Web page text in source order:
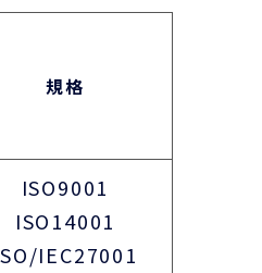
規格
ISO9001
ISO14001
IEC27001